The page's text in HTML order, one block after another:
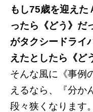
もし75歳を迎えた
ったら《どう》だ
がタクシードライ
えたとしたら《ど
そんな風に《事例
えるなら、『分か
段々狭くなります